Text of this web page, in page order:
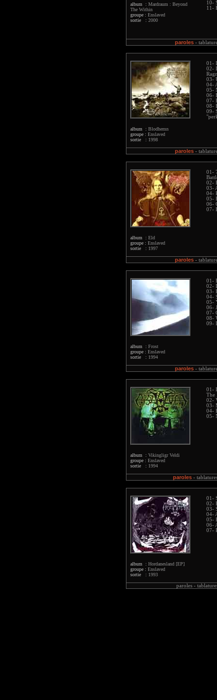
album : Mardraum : Beyond
The Within
groupe : Enslaved
sortie : 2000
10-
11-
paroles-
album : Blodhemn
groupe : Enslaved
sortie : 1998
01-
02-
03-
04-
05-
06-
07-
08-
09-
paroles-
album : Eld
groupe : Enslaved
sortie : 1997
01-
02-
03-
04-
05-
06-
07-
paroles-
album : Frost
groupe : Enslaved
sortie : 1994
01-
02-
03-
04-
05-
06-
07-
08-
09-
paroles-
album : Vikingligr Veldi
groupe : Enslaved
sortie : 1994
01-
The
02-
03-
04-
05-
paroles -
album : Hordanesland [EP]
groupe : Enslaved
sortie : 1993
01-
02-
03-
04-
05-
06-
07-
paroles -